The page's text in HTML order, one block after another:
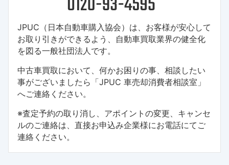
JPUC（日本自動車購入協会）は、お客様が安心して
お取り引きができるよう、自動車買取業界の健全化
を図る一般社団法人です。
中古車買取において、何かお困りの事、相談したい
事がございましたら「JPUC 車売却消費者相談室」
へご連絡ください。
※査定予約の取り消し、アポイントの変更、キャンセ
ルのご連絡は、直接お申込み企業様にお電話にてご
連絡ください。